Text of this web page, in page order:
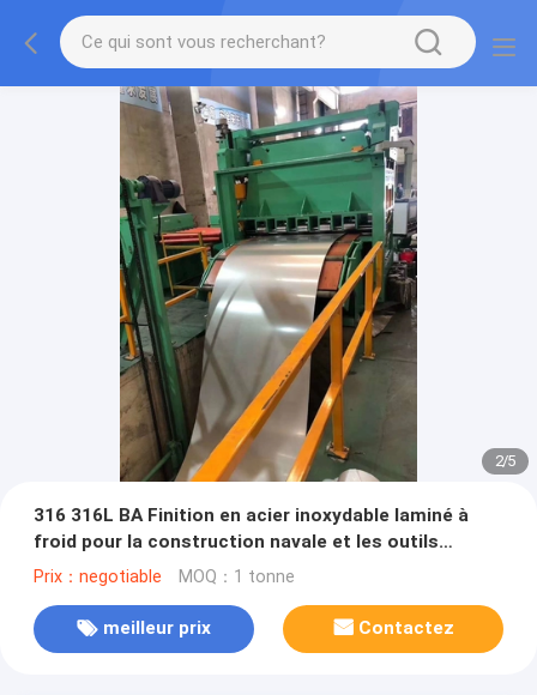
2/5
316 316L BA Finition en acier inoxydable laminé à
froid pour la construction navale et les outils
chirurgicaux
Prix：negotiable MOQ：1 tonne
meilleur prix Contactez